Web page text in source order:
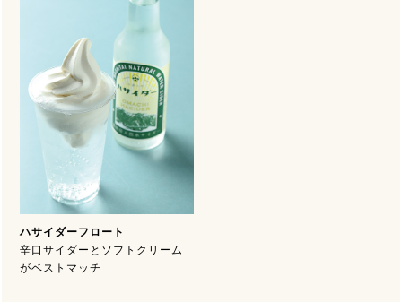
ハサイダーフロート
辛口サイダーとソフトクリーム
がベストマッチ